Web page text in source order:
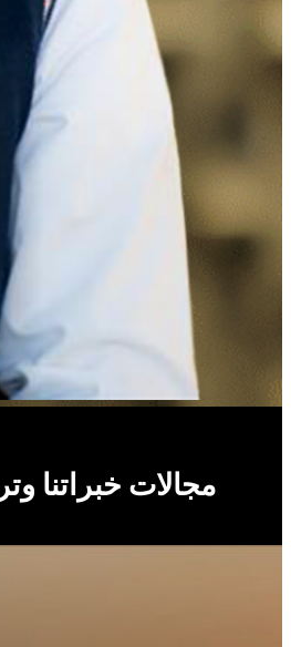
مجالات خبراتنا